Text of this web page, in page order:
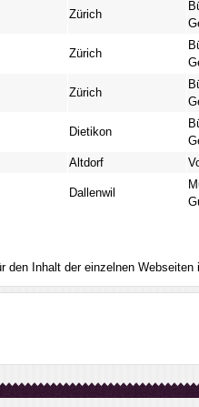
Zürich
Zürich
Zürich
Dietikon
Altdorf
Dallenwil
Inhalt der einzelnen Webseiten